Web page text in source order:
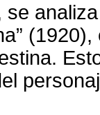
se